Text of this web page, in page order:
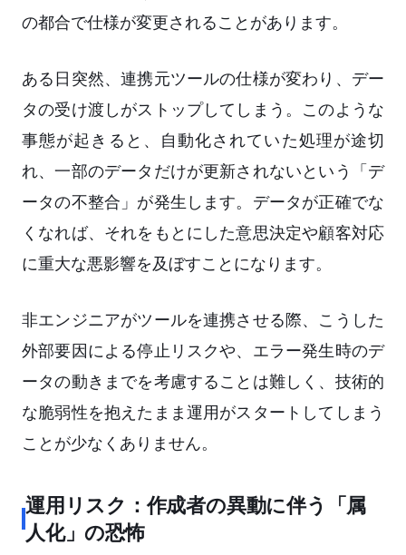
の都合で仕様が変更されることがあります。
ある日突然、連携元ツールの仕様が変わり、デー
タの受け渡しがストップしてしまう。このような
事態が起きると、自動化されていた処理が途切
れ、一部のデータだけが更新されないという「デ
ータの不整合」が発生します。データが正確でな
くなれば、それをもとにした意思決定や顧客対応
に重大な悪影響を及ぼすことになります。
非エンジニアがツールを連携させる際、こうした
外部要因による停止リスクや、エラー発生時のデ
ータの動きまでを考慮することは難しく、技術的
な脆弱性を抱えたまま運用がスタートしてしまう
ことが少なくありません。
運用リスク：作成者の異動に伴う「属
人化」の恐怖